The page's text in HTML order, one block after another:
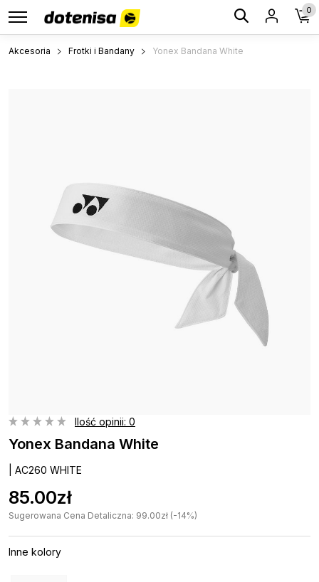
0
Akcesoria Frotki i Bandany Yonex Bandana White
Ilość opinii: 0
Yonex Bandana White
| AC260 WHITE
85.00zł
Sugerowana Cena Detaliczna: 99.00zł (-14%)
Inne kolory